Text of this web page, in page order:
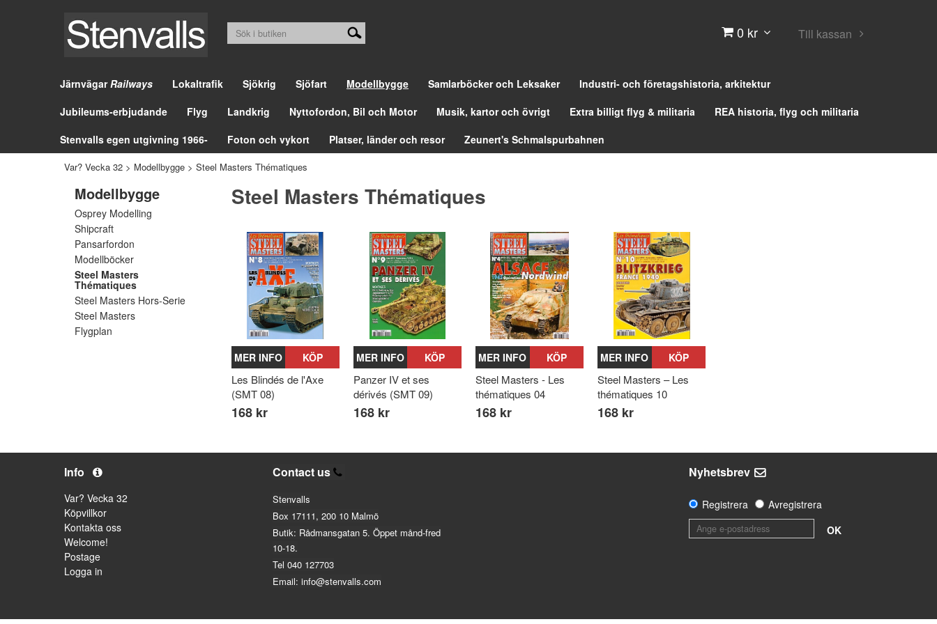
0 kr Till kassan
JärnvägarRailways Lokaltrafik Sjökrig Sjöfart Modellbygge Samlarböcker och Leksaker
Industri- och företagshistoria, arkitektur
Jubileums-erbjudande
Flyg Landkrig Nyttofordon, Bil och Motor Musik, kartor och övrigt Extra billigt flyg & militaria
REA historia, flyg och militaria
Stenvalls egen utgivning 1966-
Foton och vykort Platser, länder och resor Zeunert's Schmalspurbahnen
Var? Vecka 32 > Modellbygge > Steel Masters Thématiques
Modellbygge
Osprey Modelling
Shipcraft
Pansarfordon
Modellböcker
Steel Masters
Thématiques
Steel Masters Hors-Serie
Steel Masters
Flygplan
Steel Masters Thématiques
MER INFO KÖP
Les Blindés de l'Axe
(SMT 08)
168 kr
MER INFO KÖP
Panzer IV et ses
dérivés (SMT 09)
168 kr
MER INFO KÖP
Steel Masters - Les
thématiques 04
168 kr
MER INFO KÖP
Steel Masters – Les
thématiques 10
168 kr
Info
Var? Vecka 32
Köpvillkor
Kontakta oss
Welcome!
Postage
Logga in
Contact us
Stenvalls
Box 17111, 200 10 Malmö
Butik: Rådmansgatan 5. Öppet månd-fred
10-18.
Tel 040 127703
Email: info@stenvalls.com
Nyhetsbrev
Registrera
Avregistrera
OK